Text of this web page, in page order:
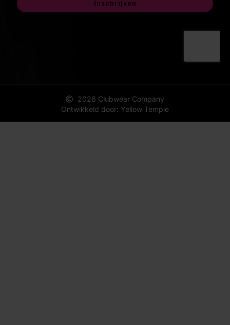
2026 Clubwear Company
Ontwikkeld door: Yellow Temple